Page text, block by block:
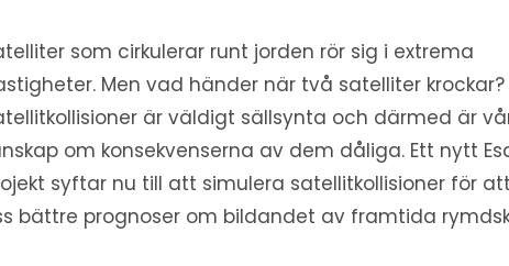
som cirkulerar runt jorden rör sig i extrema
Men vad händer när två satelliter krockar?
är väldigt sällsynta och därmed är
om konsekvenserna av dem dåliga. Ett nytt
syftar nu till att simulera satellitkollisioner för
bättre prognoser om bildandet av framtida